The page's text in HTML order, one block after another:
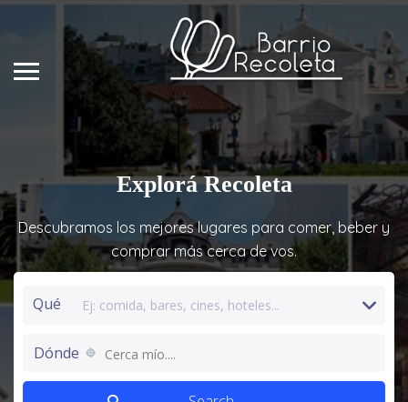
ExploráRecoleta
Descubramos los mejores lugares para comer, beber y
comprar más cerca de vos.
Qué
Dónde Cerca mío....